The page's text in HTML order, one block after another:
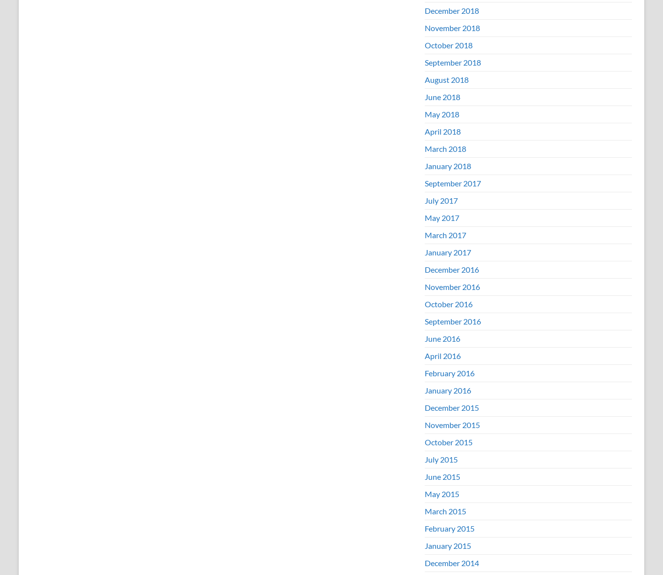
December 2018
November 2018
October 2018
September 2018
August 2018
June 2018
May 2018
April 2018
March 2018
January 2018
September 2017
July 2017
May 2017
March 2017
January 2017
December 2016
November 2016
October 2016
September 2016
June 2016
April 2016
February 2016
January 2016
December 2015
November 2015
October 2015
July 2015
June 2015
May 2015
March 2015
February 2015
January 2015
December 2014